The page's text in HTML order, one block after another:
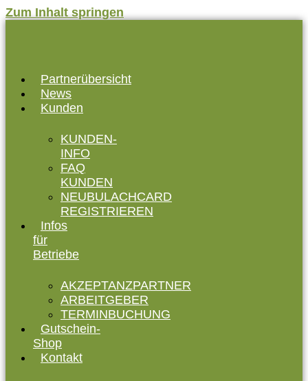
Zum Inhalt springen
Partnerübersicht
News
Kunden
KUNDEN-
INFO
FAQ
KUNDEN
NEUBULACHCARD
REGISTRIEREN
Infos
für
Betriebe
AKZEPTANZPARTNER
ARBEITGEBER
TERMINBUCHUNG
Gutschein-
Shop
Kontakt